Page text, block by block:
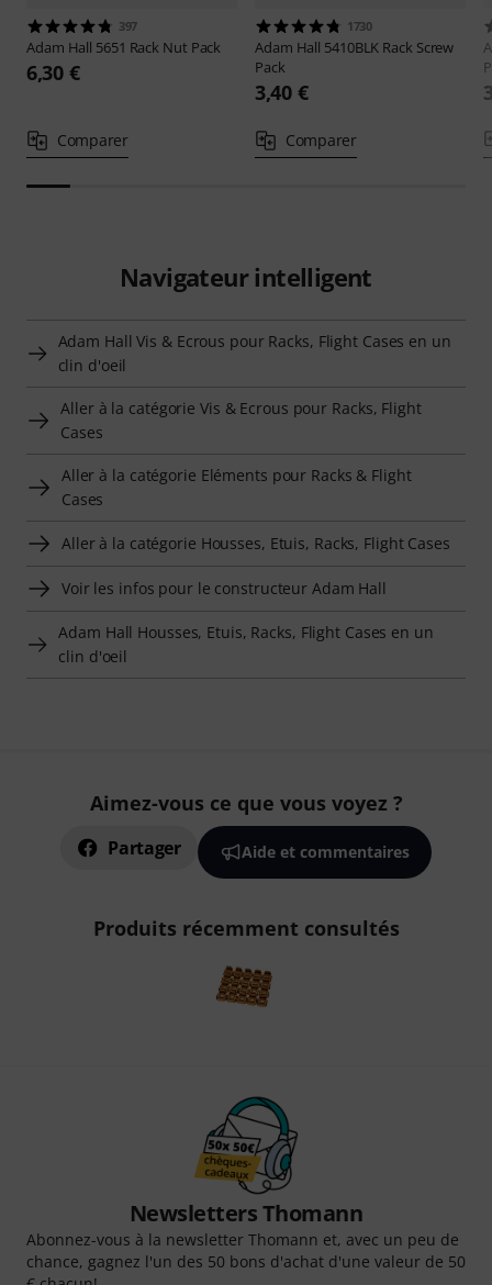
397
Adam Hall 5651 Rack Nut Pack
6,30 €
Comparer
1730
Adam Hall 5410BLK Rack Screw
Pack
3,40 €
Comparer
Navigateur intelligent
Adam Hall Vis & Ecrous pour Racks, Flight Cases en un
clin d'oeil
Aller à la catégorie Vis & Ecrous pour Racks, Flight
Cases
Aller à la catégorie Eléments pour Racks & Flight
Cases
Aller à la catégorie Housses, Etuis, Racks, Flight Cases
Voir les infos pour le constructeur Adam Hall
Adam Hall Housses, Etuis, Racks, Flight Cases en un
clin d'oeil
Aimez-vous ce que vous voyez ?
Partager Aide et commentaires
Produits récemment consultés
Newsletters Thomann
Abonnez-vous à la newsletter Thomann et, avec un peu de
chance, gagnez l'un des 50 bons d'achat d'une valeur de 50